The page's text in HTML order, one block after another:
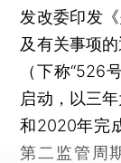
发改委印发
及有关事项
（下称“526
启动，以三
和2020年完
第二监管周